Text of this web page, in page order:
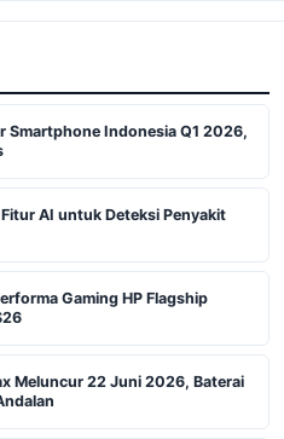
Smartphone Indonesia Q1 2026,
AI untuk Deteksi Penyakit
Gaming HP Flagship
Meluncur 22 Juni 2026, Baterai